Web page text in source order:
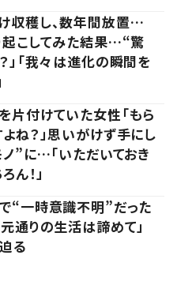
収穫し、数年間放置…
こしてみた結果…“驚
」「我々は進化の瞬間を
片付けていた女性「もら
ね？」思いがけず手にし
”に…「いただいておき
ん！」
“一時意識不明”だった
通りの生活は諦めて」
る